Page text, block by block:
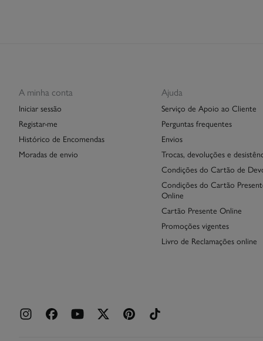
A minha conta
Iniciar sessão
Registar-me
Histórico de Encomendas
Moradas de envio
Ajuda
Serviço de Apoio ao Cliente
Perguntas frequentes
Envios
Trocas, devoluções e
Condições do Cartão de
Condições do Cartão
Online
Cartão Presente Online
Promoções vigentes
Livro de Reclamações online